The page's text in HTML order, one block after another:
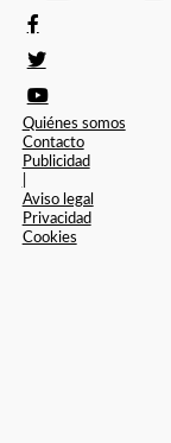
Quiénes somos
Contacto
Publicidad
Aviso legal
Privacidad
Cookies